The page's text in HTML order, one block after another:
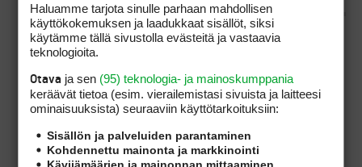
data kirjoitti:(5.3.2009
Hogan ei ole maksimoinut
isojen lihasten työtä kuten
aiemmin lantioanalyysissäni
esitin.
Olen samaa mieltä Hoganin
Haluamme tarjota sinulle parhaan mahdollisen
käyttökokemuksen ja laadukkaat sisällöt, siksi
käytämme tällä sivustolla evästeitä ja vastaavia
teknologioita.
Otava ja sen (95) teknologia- ja mainoskumppania
keräävät tietoa (esim. vierailemis­tasi sivuista ja laitteesi
ominaisuuk­sista) seuraaviin käyttötarkoituksiin:
Sisällön ja palveluiden parantaminen
Kohdennettu mainonta ja markkinointi
Kävijämäärien ja mainonnan mittaaminen